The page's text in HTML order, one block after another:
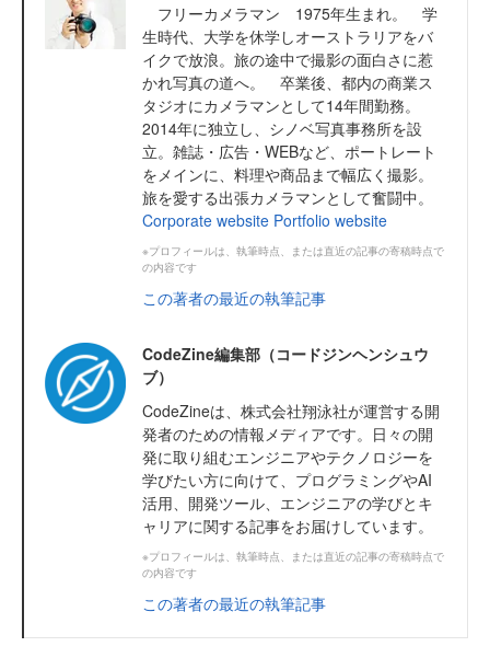
フリーカメラマン 1975年生まれ。 学
生時代、大学を休学しオーストラリアをバ
イクで放浪。旅の途中で撮影の面白さに惹
かれ写真の道へ。 卒業後、都内の商業ス
タジオにカメラマンとして14年間勤務。
2014年に独立し、シノベ写真事務所を設
立。雑誌・広告・WEBなど、ポートレート
をメインに、料理や商品まで幅広く撮影。
旅を愛する出張カメラマンとして奮闘中。
Corporate website Portfolio website
※プロフィールは、執筆時点、または直近の記事の寄稿時点で
の内容です
この著者の最近の執筆記事
CodeZine編集部（コードジンヘンシュウ
ブ）
CodeZineは、株式会社翔泳社が運営する開
発者のための情報メディアです。日々の開
発に取り組むエンジニアやテクノロジーを
学びたい方に向けて、プログラミングやAI
活用、開発ツール、エンジニアの学びとキ
ャリアに関する記事をお届けしています。
※プロフィールは、執筆時点、または直近の記事の寄稿時点で
の内容です
この著者の最近の執筆記事